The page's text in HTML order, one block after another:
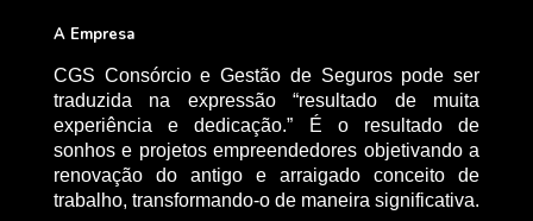
A Empresa
CGS Consórcio e Gestão de Seguros pode ser
traduzida na expressão “resultado de muita
experiência e dedicação.” É o resultado de
sonhos e projetos empreendedores objetivando a
renovação do antigo e arraigado conceito de
trabalho, transformando-o de maneira significativa.